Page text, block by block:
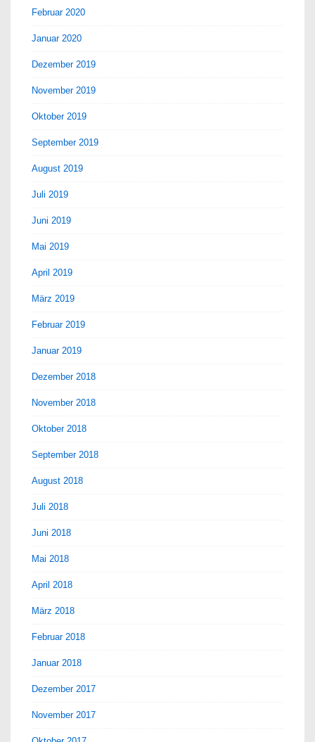
Februar 2020
Januar 2020
Dezember 2019
November 2019
Oktober 2019
September 2019
August 2019
Juli 2019
Juni 2019
Mai 2019
April 2019
März 2019
Februar 2019
Januar 2019
Dezember 2018
November 2018
Oktober 2018
September 2018
August 2018
Juli 2018
Juni 2018
Mai 2018
April 2018
März 2018
Februar 2018
Januar 2018
Dezember 2017
November 2017